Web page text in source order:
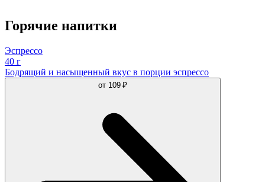
Горячие напитки
Эспрессо
40 г
Бодрящий и насыщенный вкус в порции эспрессо
от 109 ₽